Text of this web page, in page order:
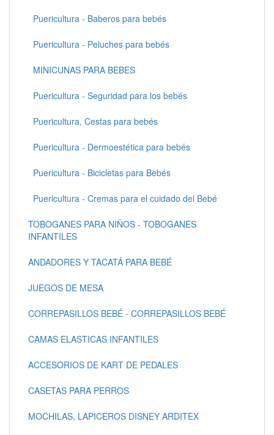
Puericultura - Baberos para bebés
Puericultura - Peluches para bebés
MINICUNAS PARA BEBES
Puericultura - Seguridad para los bebés
Puericultura, Cestas para bebés
Puericultura - Dermoestética para bebés
Puericultura - Bicicletas para Bebés
Puericultura - Cremas para el cuidado del Bebé
TOBOGANES PARA NIÑOS - TOBOGANES
INFANTILES
ANDADORES Y TACATÁ PARA BEBÉ
JUEGOS DE MESA
CORREPASILLOS BEBÉ - CORREPASILLOS BEBÉ
CAMAS ELASTICAS INFANTILES
ACCESORIOS DE KART DE PEDALES
CASETAS PARA PERROS
MOCHILAS, LAPICEROS DISNEY ARDITEX